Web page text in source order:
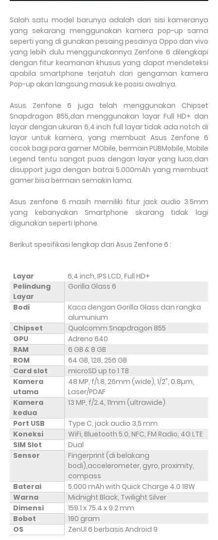
Salah satu model barunya adalah dari sisi kameranya
yang sekarang menggunakan kamera pop-up sama
seperti yang di gunakan pesaing pesainya Oppo dan vivo
yang lebih dulu menggunakannya Zenfone 6 dilengkapi
dengan fitur keamanan khusus yang dapat mendeteksi
apabila smartphone terjatuh dari gengaman kamera
Pop-up akan langsung masuk ke posisi awalnya.
Asus Zenfone 6 juga telah menggunakan Chipset
Snapdragon 855,dan menggunakan layar Full HD+ dan
layar dengan ukuran 6,4 inch full layar tidak ada notch di
layar untuk kamera, yang membuat Asus Zenfone 6
cocok bagi para gamer MObile, bermain PUBMobile, Mobile
Legend tentu sangat puas dengan layar yang luas,dan
disupport juga dengan batrai 5.000mAh yang membuat
gamer bisa bermain semakin lama.
Asus zenfone 6 masih memiliki fitur jack audio 3.5mm
yang kebanyakan Smartphone skarang tidak lagi
digunakan seperti Iphone.
Berikut spesifikasi lengkap dari Asus Zenfone 6 :
Layar
6,4 inch, IPS LCD, Full HD+
Pelindung
Layar
Gorilla Glass 6
Bodi
Kaca dengan Gorilla Glass dan rangka
alumunium
Chipset
Qualcomm Snapdragon 855
GPU
Adreno 640
RAM
6 GB & 8 GB
ROM
64 GB, 128, 256 GB
Card slot
microSD up to 1 TB
Kamera
utama
48 MP, f/1.8, 26mm (wide), 1/2", 0.8µm,
Laser/PDAF
Kamera
kedua
13 MP, f/2.4, 11mm (ultrawide)
Port USB
Type C, jack audio 3,5 mm
Koneksi
WiFi, Bluetooth 5.0, NFC, FM Radio, 4G LTE
SIM Slot
Dual
Sensor
Fingerprint (di belakang
bodi),accelerometer, gyro, proximity,
compass
Baterai
5.000 mAh with Quick Charge 4.0 18W
Warna
Midnight Black, Twilight Silver
Dimensi
159.1 x 75.4 x 9.2 mm
Bobot
190 gram
OS
ZenUI 6 berbasis Android 9